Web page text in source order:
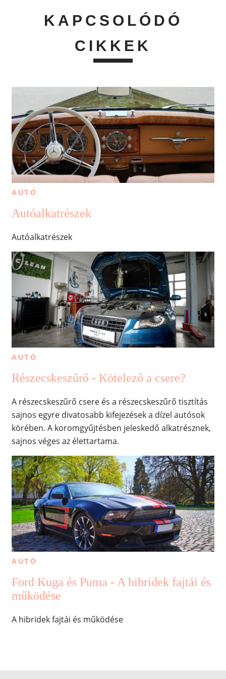
KAPCSOLÓDÓ
CIKKEK
AUTÓ
Autóalkatrészek
Autóalkatrészek
AUTÓ
Részecskeszűrő - Kötelező a csere?
A részecskeszűrő csere és a részecskeszűrő tisztítás
sajnos egyre divatosabb kifejezések a dízel autósok
körében. A koromgyűjtésben jeleskedő alkatrésznek,
sajnos véges az élettartama.
AUTÓ
Ford Kuga és Puma - A hibridek fajtái és
működése
A hibridek fajtái és működése